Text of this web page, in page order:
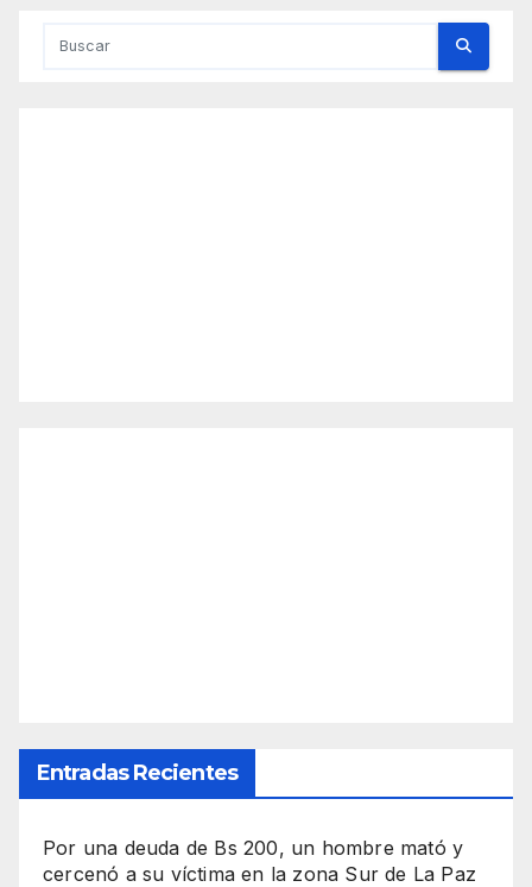
Entradas Recientes
Por una deuda de Bs 200, un hombre mató y
cercenó a su víctima en la zona Sur de La Paz